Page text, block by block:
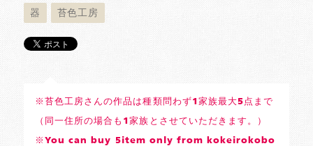
器 苔色工房
※苔色工房さんの作品は種類問わず1家族最大5点まで
（同一住所の場合も1家族とさせていただきます。）
※You can buy 5item only from kokeirokobo